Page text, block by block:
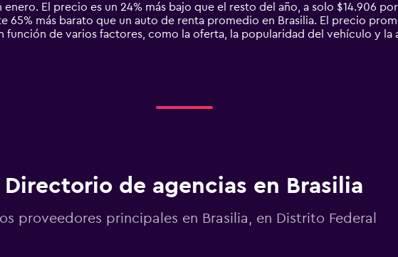
enero. El precio es un 24% más bajo que el resto del año, a solo $14.906
65% más barato que un auto de renta promedio en Brasilia. El precio
función de varios factores, como la oferta, la popularidad del vehículo y la
Directorio de agencias en Brasilia
proveedores principales en Brasilia, en Distrito Federal